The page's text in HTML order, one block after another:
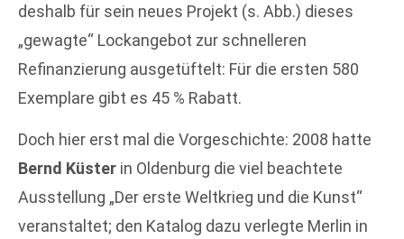
deshalb für sein neues Projekt (s. Abb.) dieses
„gewagte“ Lockangebot zur schnelleren
Refinanzierung ausgetüftelt: Für die ersten 580
Exemplare gibt es 45 % Rabatt.
Doch hier erst mal die Vorgeschichte: 2008 hatte
Bernd Küster in Oldenburg die viel beachtete
Ausstellung „Der erste Weltkrieg und die Kunst“
veranstaltet; den Katalog dazu verlegte Merlin in